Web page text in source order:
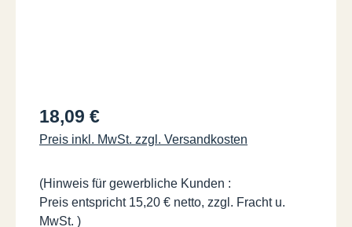
Regulärer Preis:
18,09 €
Preis inkl. MwSt. zzgl. Versandkosten
(Hinweis für gewerbliche Kunden :
Preis entspricht 15,20 € netto, zzgl. Fracht u.
MwSt. )